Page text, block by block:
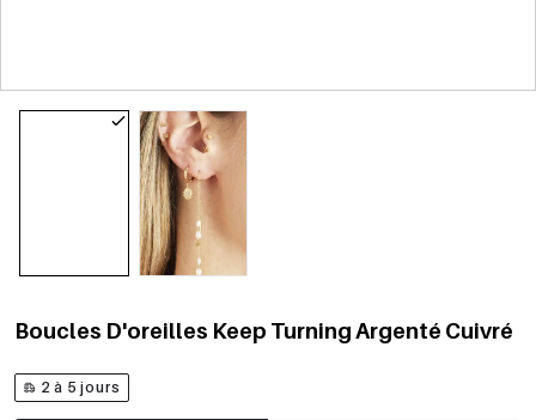
Boucles D'oreilles Keep Turning Argenté Cuivré
2 à 5 jours